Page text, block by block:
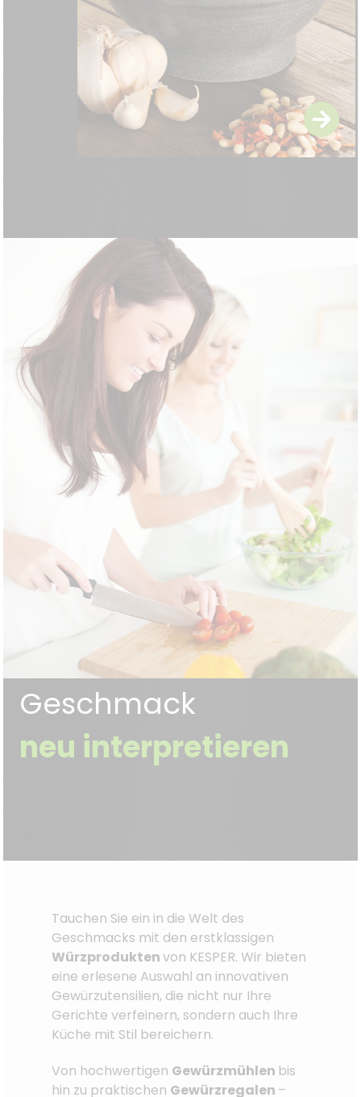
Geschmack
neu interpretieren
Tauchen Sie ein in die Welt des
Geschmacks mit den erstklassigen
Würzproduktenvon KESPER. Wir bieten
eine erlesene Auswahl an innovativen
Gewürzutensilien, die nicht nur Ihre
Gerichte verfeinern, sondern auch Ihre
Küche mit Stil bereichern.
Von hochwertigen Gewürzmühlen bis
hin zu praktischen Gewürzregalen –